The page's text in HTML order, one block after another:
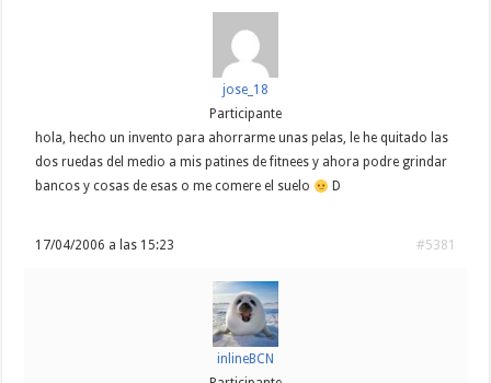
jose_18
Participante
hola, hecho un invento para ahorrarme unas pelas, le he quitado las
dos ruedas del medio a mis patines de fitnees y ahora podre grindar
bancos y cosas de esas o me comere el suelo
D
17/04/2006 a las 15:23 #5381
inlineBCN